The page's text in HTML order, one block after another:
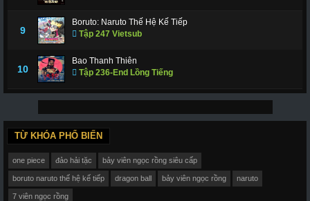
9
Boruto: Naruto Thế Hệ Kế Tiếp
Tập 247 Vietsub
10
Bao Thanh Thiên
Tập 236-End Lồng Tiếng
TỪ KHÓA PHỔ BIẾN
one piece đảo hải tặc bảy viên ngọc rồng siêu cấp
boruto naruto thế hệ kế tiếp dragon ball bảy viên ngọc rồng naruto
7 viên ngọc rồng